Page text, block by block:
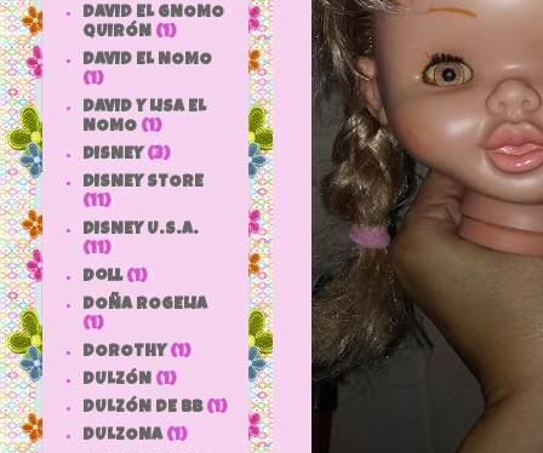
DAVID EL GNOMO
QUIRÓN (1)
DAVID EL NOMO
(1)
DAVID Y LISA EL
NOMO (1)
DISNEY (3)
DISNEY STORE
(11)
DISNEY U.S.A.
(11)
doll (1)
DOÑA ROGELIA
(1)
DOROTHY (1)
DULZÓN (1)
DULZÓN DE BB (1)
DULZONA (1)